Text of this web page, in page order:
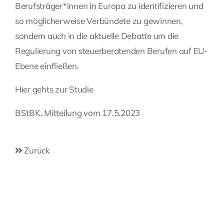
Berufsträger*innen in Europa zu identifizieren und
so möglicherweise Verbündete zu gewinnen,
sondern auch in die aktuelle Debatte um die
Regulierung von steuerberatenden Berufen auf EU-
Ebene einfließen.
Hier gehts zur Studie
BStBK, Mitteilung vom 17.5.2023
Zurück